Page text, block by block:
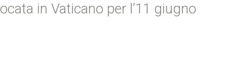
in Vaticano per l’11 giugno